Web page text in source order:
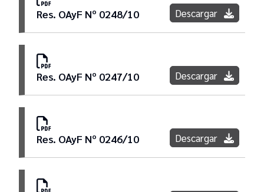
Res. OAyF Nº 0248/10 Descargar
Res. OAyF Nº 0247/10 Descargar
Res. OAyF Nº 0246/10 Descargar